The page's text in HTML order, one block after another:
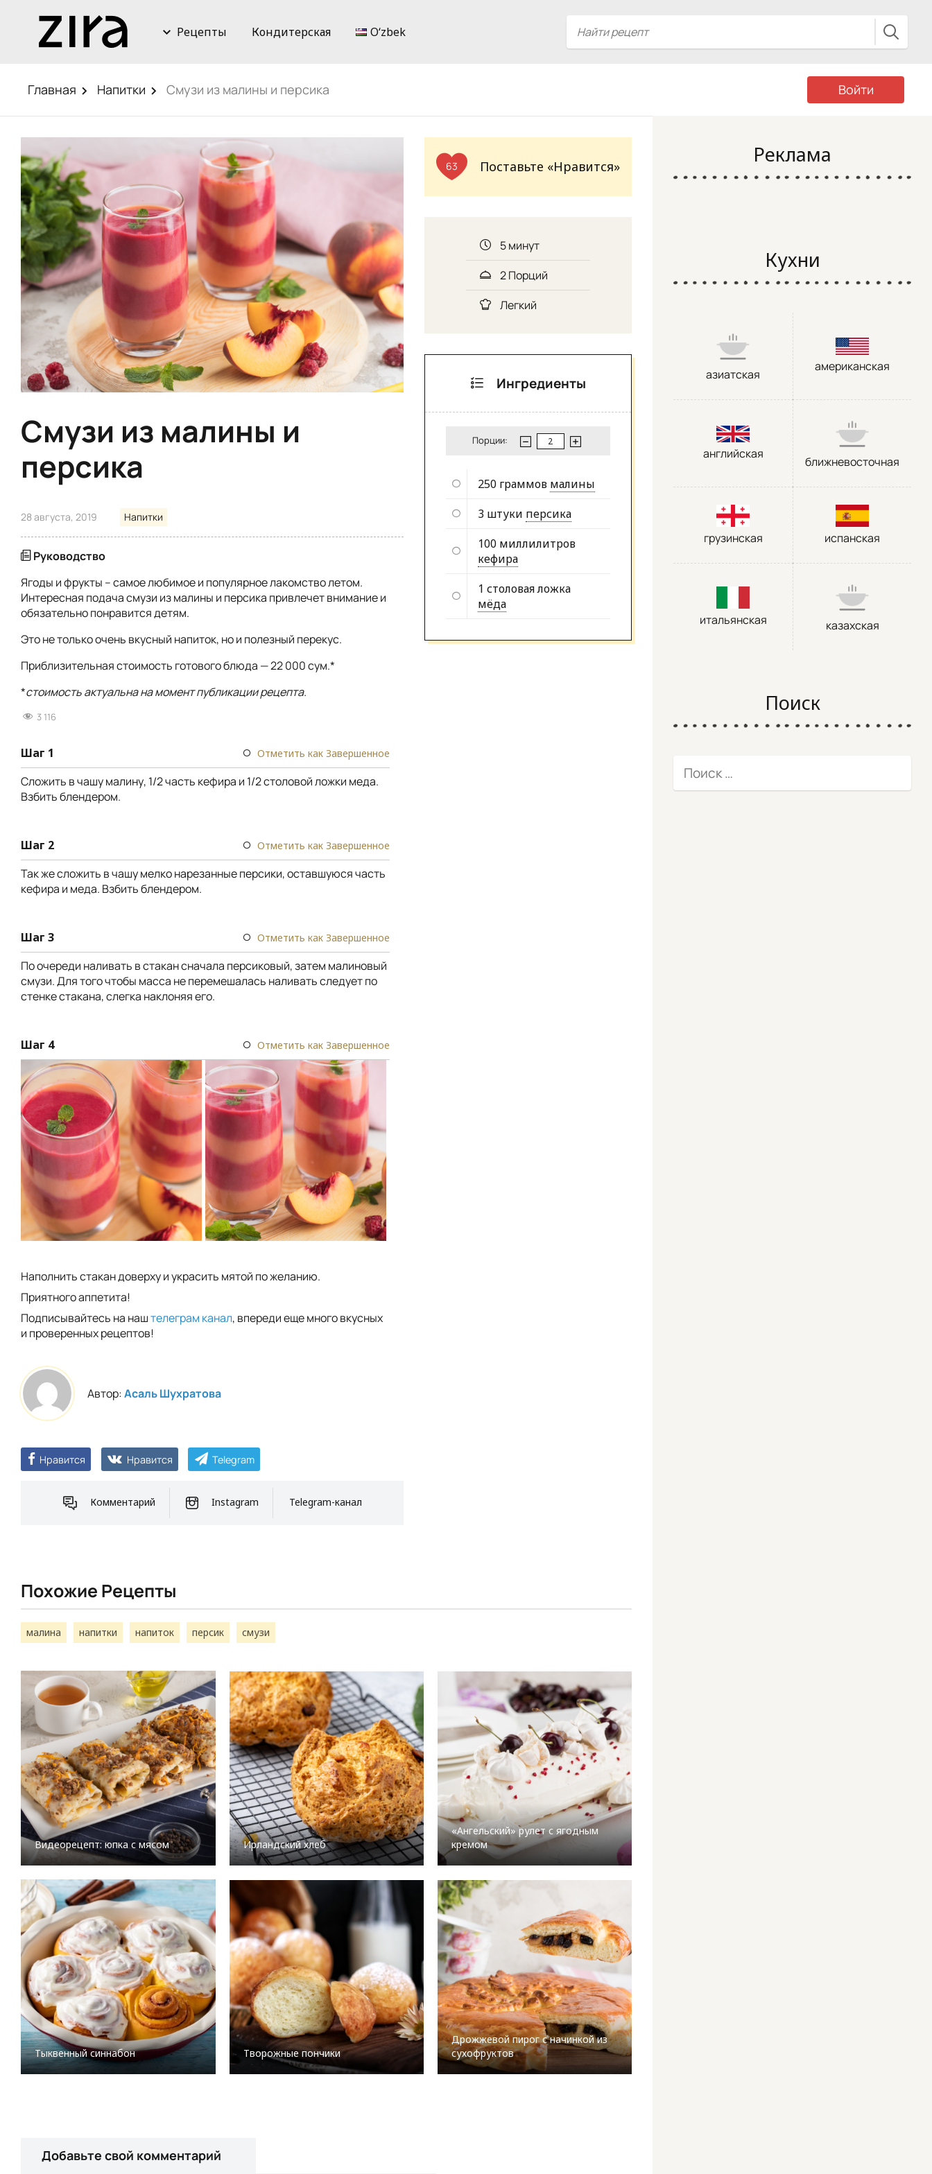
Рецепты Кондитерская Oʻzbek
Главная Напитки Смузи из малины и персика Войти
Смузи из малины и
персика
28 августа, 2019 Напитки
Руководство
Ягоды и фрукты – самое любимое и популярное лакомство летом.
Интересная подача смузи из малины и персика привлечет внимание и
обязательно понравится детям.
Это не только очень вкусный напиток, но и полезный перекус.
Приблизительная стоимость готового блюда — 22 000 сум.*
*стоимость актуальна на момент публикации рецепта.
3 116
Шаг 1 Отметить как Завершенное
Сложить в чашу малину, 1/2 часть кефира и 1/2 столовой ложки меда.
Взбить блендером.
Шаг 2 Отметить как Завершенное
Так же сложить в чашу мелко нарезанные персики, оставшуюся часть
кефира и меда. Взбить блендером.
Шаг 3 Отметить как Завершенное
По очереди наливать в стакан сначала персиковый, затем малиновый
смузи. Для того чтобы масса не перемешалась наливать следует по
стенке стакана, слегка наклоняя его.
Шаг 4 Отметить как Завершенное
Наполнить стакан доверху и украсить мятой по желанию.
Приятного аппетита!
Подписывайтесь на наштелеграм канал, впереди еще много вкусных
и проверенных рецептов!
Автор:Асаль Шухратова
Нравится Нравится Telegram
Комментарий Instagram Telegram-канал
63 Поставьте «Нравится»
5 минут
2 Порций
Легкий
Ингредиенты
Порции:
250 граммов малины
3 штуки персика
100 миллилитров
кефира
1 столовая ложка
мёда
Похожие Рецепты
малина напитки напиток персик смузи
Видеорецепт: юпка с мясом Ирландский хлеб
«Ангельский» рулет с ягодным
кремом
Тыквенный синнабон Творожные пончики
Дрожжевой пирог с начинкой из
сухофруктов
Добавьте свой комментарий
Реклама
Кухни
азиатская
американская
английская
ближневосточная
грузинская испанская
итальянская казахская
Поиск